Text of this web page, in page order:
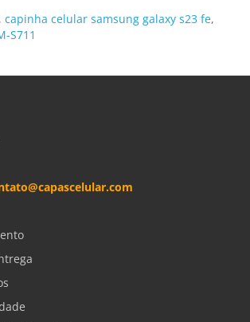
, capinha celular samsung galaxy s23 fe,
S711